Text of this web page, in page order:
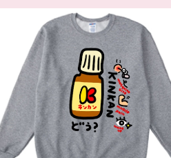
キンカンどう？プルオーバー オック
ード
¥7,700
SOLD OUT